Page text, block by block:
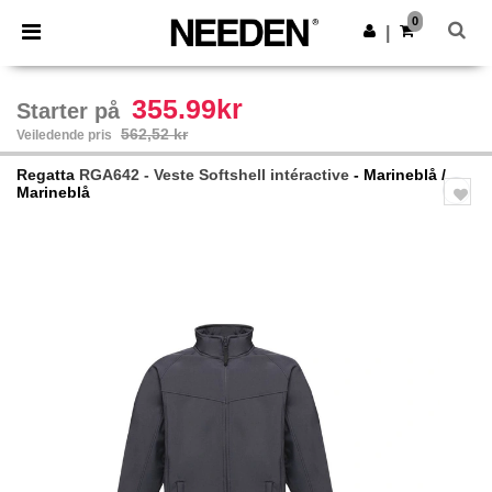
× Needen-app
Bedre priser i appen!
Last ned app
0
Starter på 355.99kr
Veiledende pris 562,52 kr
Regatta RGA642 - Veste Softshell intéractive - Marineblå /
Marineblå